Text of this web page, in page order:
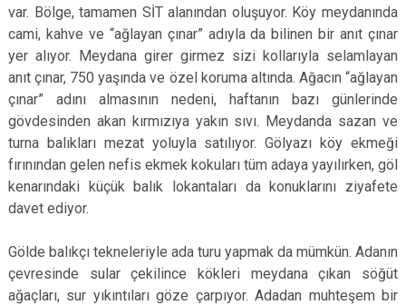
var. Bölge, tamamen SİT alanından oluşuyor. Köy meydanında
cami, kahve ve “ağlayan çınar” adıyla da bilinen bir anıt çınar
yer alıyor. Meydana girer girmez sizi kollarıyla selamlayan
anıt çınar, 750 yaşında ve özel koruma altında. Ağacın “ağlayan
çınar” adını almasının nedeni, haftanın bazı günlerinde
gövdesinden akan kırmızıya yakın sıvı. Meydanda sazan ve
turna balıkları mezat yoluyla satılıyor. Gölyazı köy ekmeği
fırınından gelen nefis ekmek kokuları tüm adaya yayılırken, göl
kenarındaki küçük balık lokantaları da konuklarını ziyafete
davet ediyor.
Gölde balıkçı tekneleriyle ada turu yapmak da mümkün. Adanın
çevresinde sular çekilince kökleri meydana çıkan söğüt
ağaçları, sur yıkıntıları göze çarpıyor. Adadan muhteşem bir